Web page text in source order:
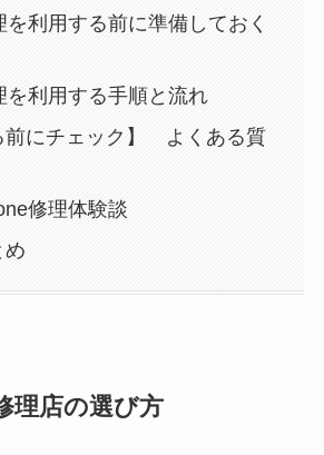
を利用する前に準備しておく
を利用する手順と流れ
前にチェック】 よくある質
修理体験談
め
理店の選び方